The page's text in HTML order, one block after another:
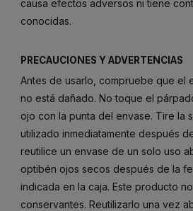
causa efectos adversos ni tiene
conocidas.
PRECAUCIONES Y ADVERTENCIAS
Antes de usarlo, compruebe que el
no está dañado. No toque el
ojo con la punta del envase. Tire la
utilizado inmediatamente después
reutilice un envase de un solo uso
optibén ojos secos después de la
indicada en la caja. Este producto
conservantes. Reutilizarlo una vez